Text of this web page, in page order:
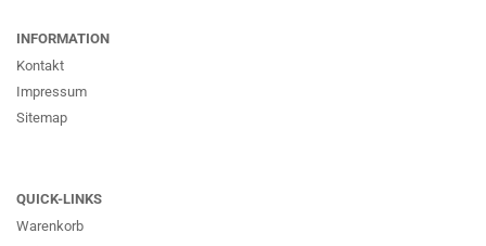
INFORMATION
Kontakt
Impressum
Sitemap
QUICK-LINKS
Warenkorb